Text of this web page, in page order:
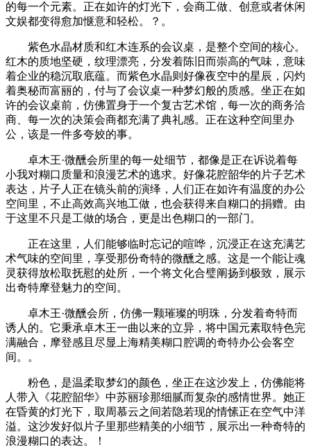
的每一个元素。正在如许的灯光下，会商工做、创意或者休闲
文娱都变得愈加惬意和轻松。‎？。
紫色水晶材质和红木连系的会议桌，是整个空间的核心。
红木的质地坚硬，纹理漂亮，分发着陈旧而崇高的气味，意味
着企业的稳沉取底蕴。而紫色水晶则好像夜空中的星辰，闪灼
着奥秘而富丽的，付与了会议桌一种梦幻般的质感。坐正在如
许的会议桌前，仿佛置身于一个复古艺术馆，每一次的商务洽
商、每一次的决策会商都充满了典礼感。正在这种空间里办
公，该是一件多夸姣的事。
卓木王·微醺会所里的每一处细节，都像是正在诉说着每
小我对糊口质量和浪漫艺术的逃求。好像花腔韶华的片子艺术
表达，片子人正在镜头前的演绎，人们正在如许有温度的办公
空间里，不止高效高兴地工做，也会获得来自糊口的捐赠。由
于这里不只是工做的场合，更是出色糊口的一部门。
正在这里，人们能够临时忘记的喧哗，沉浸正在这充满艺
术气味的空间里，享受那份奇特的微醺之感。这是一个能让魂
灵获得放松取抚慰的处所，一个将文化合璧阐扬到极致，展示
出奇特摩登魅力的空间。
卓木王·微醺会所，仿佛一颗璀璨的明珠，分发着奇特而
诱人的。它秉承卓木王一曲以来的立异，将中国元素取特色完
满融合，摩登感且尽显上海精美糊口腔调的奇特办公会客空
间。‎。
粉色，是温柔取梦幻的颜色，坐正在这沙发上，仿佛能将
人带入《花腔韶华》中苏丽珍那细腻而复杂的感情世界。她正
在昏黄的灯光下，取周慕云之间若隐若现的情愫正在空气中洋
溢。这沙发好似片子里那些精美的小细节，展示出一种奇特的
浪漫糊口的表达。‎！